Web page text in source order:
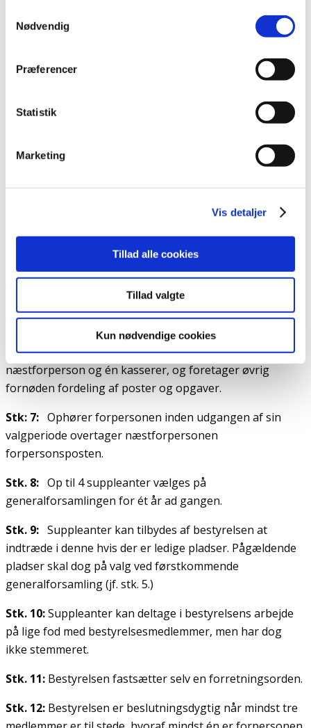
Nødvendig
Præferencer
Statistik
Marketing
Vis detaljer
Tillad alle cookies
Tillad valgte
Kun nødvendige cookies
Stk. 1:Bestyrelsen leder foreningen og repræsenterer
Stk. 2:Bestyrelsen består af op til 9 medlemmer – én
Stk. 3:Forpersonen vælges direkte på
år.
Stk. 4:De øvrige 8 bestyrelsesmedlemmer vælges på
således at 4 pladser er på valg i lige år og de 4 resterende
pladser er på valg i lige år.
Stk. 5:Ophører et bestyrelsesmedlem inden udløbet af
og den ledige plads vil være på valg for den resterende
valgperiode ved næstkommende generalforsamling.
Stk. 6:Bestyrelsen konstituerer sig selv med én
næstforperson og én kasserer, og foretager øvrig
fornøden fordeling af poster og opgaver.
Stk: 7: Ophører forpersonen inden udgangen af sin
valgperiode overtager næstforpersonen
forpersonsposten.
Stk. 8: Op til 4 suppleanter vælges på
generalforsamlingen for ét år ad gangen.
Stk. 9: Suppleanter kan tilbydes af bestyrelsen at
indtræde i denne hvis der er ledige pladser. Pågældende
pladser skal dog på valg ved førstkommende
generalforsamling (jf. stk. 5.)
Stk. 10:Suppleanter kan deltage i bestyrelsens arbejde
på lige fod med bestyrelsesmedlemmer, men har dog
ikke stemmeret.
Stk. 11: Bestyrelsen fastsætter selv en forretningsorden.
Stk. 12: Bestyrelsen er beslutningsdygtig når mindst tre